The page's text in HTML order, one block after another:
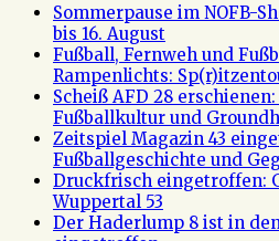
Sommerpause im NOFB-
bis 16. August
Fußball, Fernweh und
Rampenlichts:
Scheiß AFD 28
Fußballkultur und
Zeitspiel Magazin 43
Fußballgeschichte und
Druckfrisch eingetroffen:
Wuppertal 53
Der Haderlump 8 ist in